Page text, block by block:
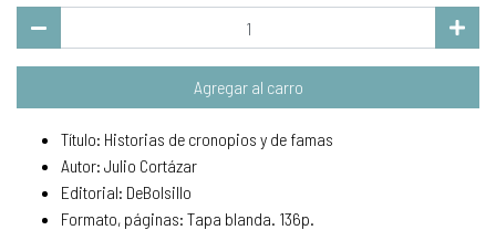
Agregar al carro
Título: Historias de cronopios y de famas
Autor: Julio Cortázar
Editorial: DeBolsillo
Formato, páginas: Tapa blanda. 136p.